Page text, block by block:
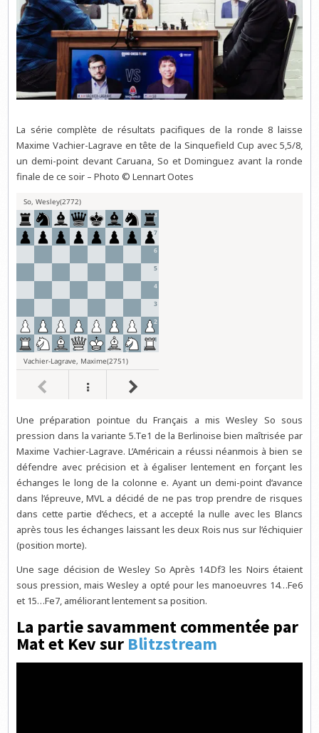
La série complète de résultats pacifiques de la ronde 8 laisse
Maxime Vachier-Lagrave en tête de la Sinquefield Cup avec 5,5/8,
un demi-point devant Caruana, So et Dominguez avant la ronde
finale de ce soir – Photo © Lennart Ootes
Une préparation pointue du Français a mis Wesley So sous
pression dans la variante 5.Te1 de la Berlinoise bien maîtrisée par
Maxime Vachier-Lagrave. L’Américain a réussi néanmois à bien se
défendre avec précision et à égaliser lentement en forçant les
échanges le long de la colonne e. Ayant un demi-point d’avance
dans l’épreuve, MVL a décidé de ne pas trop prendre de risques
dans cette partie d’échecs, et a accepté la nulle avec les Blancs
après tous les échanges laissant les deux Rois nus sur l’échiquier
(position morte).
Une sage décision de Wesley So Après 14.Df3 les Noirs étaient
sous pression, mais Wesley a opté pour les manoeuvres 14…Fe6
et 15…Fe7, améliorant lentement sa position.
La partie savamment commentée par
Mat et Kev sur Blitzstream